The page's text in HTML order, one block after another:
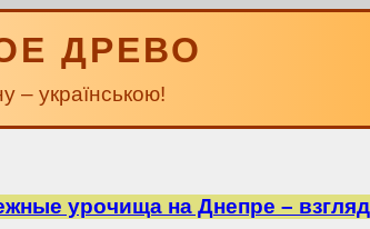
ДРЕВО
– українською!
урочища на Днепре –